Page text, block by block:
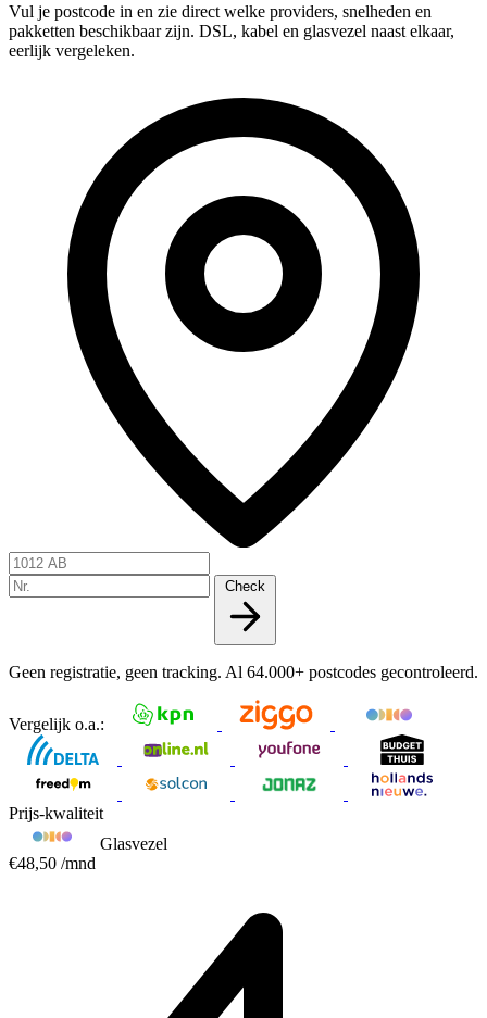
Vul je postcode in en zie direct welke providers, snelheden en
pakketten beschikbaar zijn. DSL, kabel en glasvezel naast elkaar,
eerlijk vergeleken.
Check
Geen registratie, geen tracking. Al 64.000+ postcodes gecontroleerd.
Vergelijk o.a.:
Prijs-kwaliteit
Glasvezel
€48,50 /mnd